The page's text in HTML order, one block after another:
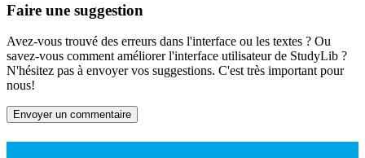
Faire une suggestion
Avez-vous trouvé des erreurs dans l'interface ou les textes ? Ou
savez-vous comment améliorer l'interface utilisateur de StudyLib ?
N'hésitez pas à envoyer vos suggestions. C'est très important pour
nous!
Envoyer un commentaire